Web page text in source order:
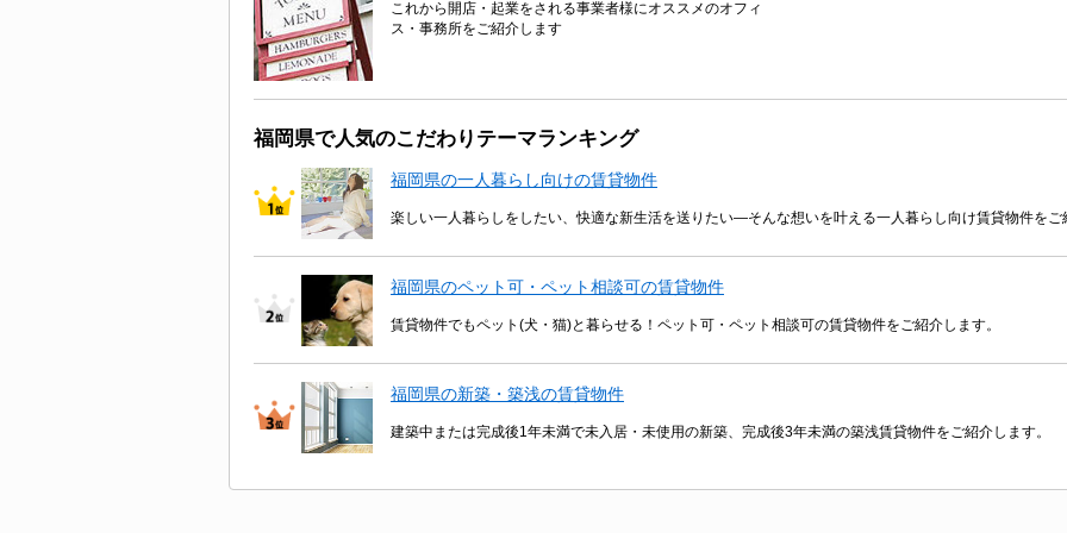
これから開店・起業をされる事業者様にオススメのオフィ
ス・事務所をご紹介します
福岡県で人気のこだわりテーマランキング
福岡県の一人暮らし向けの賃貸物件
楽しい一人暮らしをしたい、快適な新生活を送りたい―そんな想いを叶える一人暮らし向け賃貸物件をご
福岡県のペット可・ペット相談可の賃貸物件
賃貸物件でもペット(犬・猫)と暮らせる！ペット可・ペット相談可の賃貸物件をご紹介します。
福岡県の新築・築浅の賃貸物件
建築中または完成後1年未満で未入居・未使用の新築、完成後3年未満の築浅賃貸物件をご紹介します。